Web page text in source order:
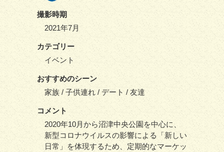
撮影時期
2021年7月
カテゴリー
イベント
おすすめのシーン
家族 / 子供連れ / デート / 友達
コメント
2020年10月から沼津中央公園を中心に、
新型コロナウイルスの影響による「新しい
日常」を体現するため、定期的なマーケッ